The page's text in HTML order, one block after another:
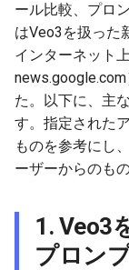
a
r
h
2026-07-07
2026-07-06
2026-07-05
2026-07-04
2026-07-03
2026-07-02
ール比較、プロ
はVeo3を扱った
インターネット
た。以下に、主
す。指定された
ものを参考にし
ーザーからのも
1. Veo3
プロン